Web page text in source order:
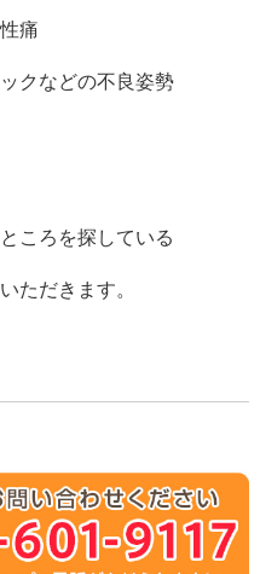
痛
クなどの不良姿勢
ころを探している
ただきます。